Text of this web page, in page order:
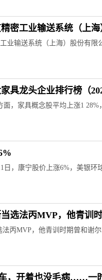
密工业输送系统（上
险提示公告_当前信息
业输送系统（上海）股份有限
具龙头企业排行榜（
面，家具概念股平均上涨1 28%
日，康宁股价上涨6%，美银环
选法丙MVP，他青训
法丙MVP，他青训时期曾和谢
，开着也没毛病……一